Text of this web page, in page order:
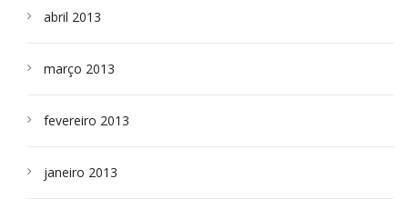
abril 2013
março 2013
fevereiro 2013
janeiro 2013